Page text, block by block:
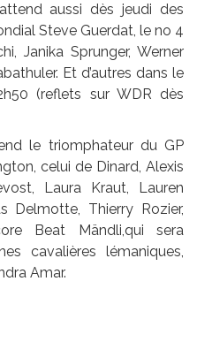
aussi dès jeudi des
Steve Guerdat, le no 4
Janika Sprunger, Werner
Et d’autres dans le
(reflets sur WDR dès
le triomphateur du GP
celui de Dinard, Alexis
Laura Kraut, Lauren
Delmotte, Thierry Rozier,
Beat Mändli,qui sera
cavalières lémaniques,
Amar.